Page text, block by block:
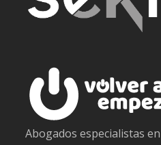
Abogados especialistas